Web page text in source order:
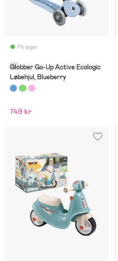
På lager
(0)
Globber Go-Up Active Ecologic
Løbehjul, Blueberry
749 kr